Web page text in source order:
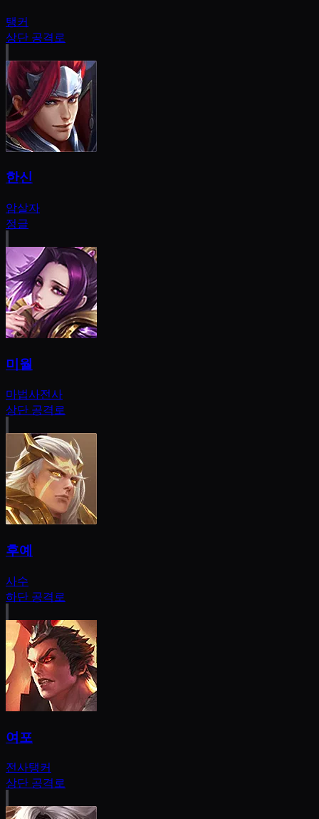
탱커
상단 공격로
한신
암살자
정글
미월
마법사전사
상단 공격로
후예
사수
하단 공격로
여포
전사탱커
상단 공격로